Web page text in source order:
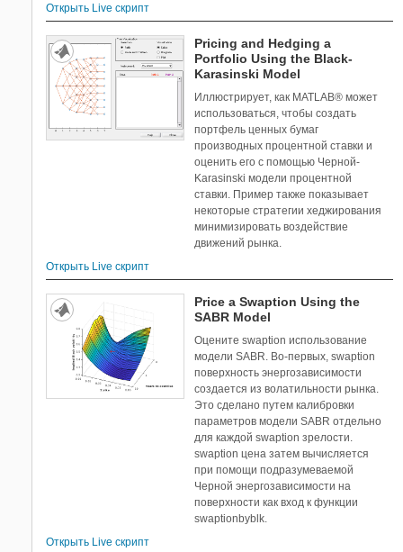
Открыть Live скрипт
Pricing and Hedging a
Portfolio Using the Black-
Karasinski Model
Иллюстрирует, как MATLAB® может
использоваться, чтобы создать
портфель ценных бумаг
производных процентной ставки и
оценить его с помощью Черной-
Karasinski модели процентной
ставки. Пример также показывает
некоторые стратегии хеджирования
минимизировать воздействие
движений рынка.
Открыть Live скрипт
Price a Swaption Using the
SABR Model
Оцените swaption использование
модели SABR. Во-первых, swaption
поверхность энергозависимости
создается из волатильности рынка.
Это сделано путем калибровки
параметров модели SABR отдельно
для каждой swaption зрелости.
swaption цена затем вычисляется
при помощи подразумеваемой
Черной энергозависимости на
поверхности как вход к функции
swaptionbyblk.
Открыть Live скрипт